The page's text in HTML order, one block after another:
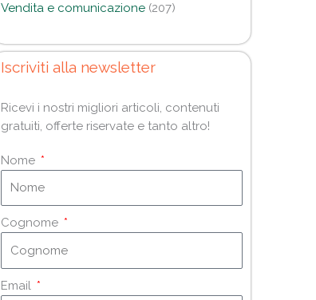
Vendita e comunicazione(207)
Iscriviti alla newsletter
Ricevi i nostri migliori articoli, contenuti
gratuiti, offerte riservate e tanto altro!
Nome
Cognome
Email